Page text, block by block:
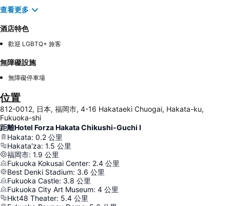
查看更多
酒店特色
歡迎 LGBTQ+ 旅客
無障礙設施
無障礙停車場
位置
812-0012, 日本, 福岡市, 4-16 Hakataeki Chuogai, Hakata-ku,
Fukuoka-shi
距離Hotel Forza Hakata Chikushi-Guchi Ⅰ
Hakata: 0.2 公里
Hakata'za: 1.5 公里
福岡市: 1.9 公里
Fukuoka Kokusai Center: 2.4 公里
Best Denki Stadium: 3.6 公里
Fukuoka Castle: 3.8 公里
Fukuoka City Art Museum: 4 公里
Hkt48 Theater: 5.4 公里